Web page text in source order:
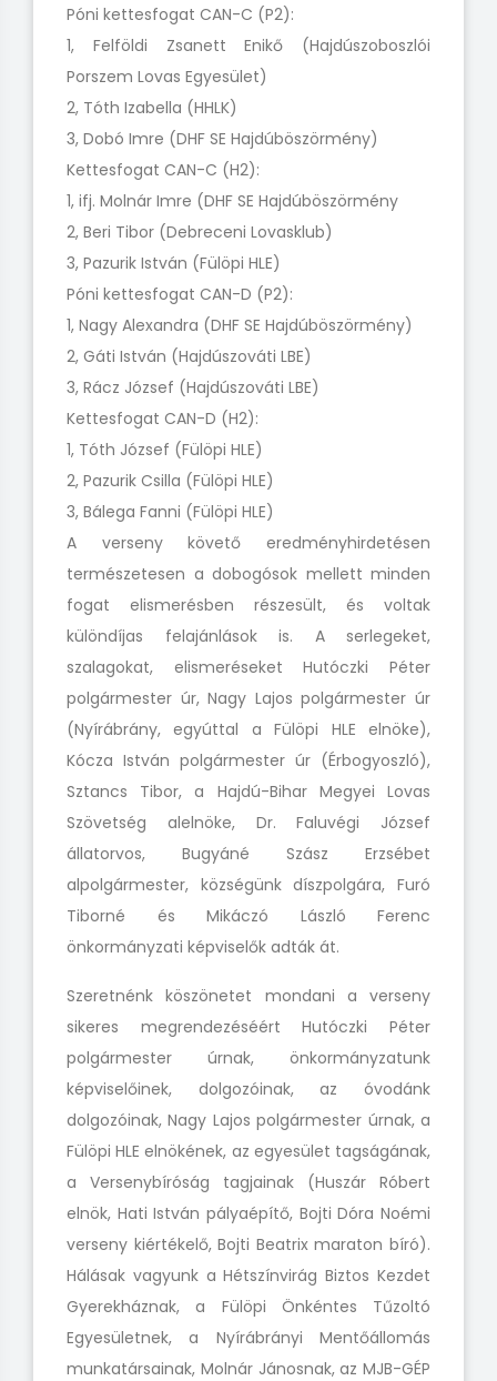
Póni kettesfogat CAN-C (P2):
1, Felföldi Zsanett Enikő (Hajdúszoboszlói
Porszem Lovas Egyesület)
2, Tóth Izabella (HHLK)
3, Dobó Imre (DHF SE Hajdúböszörmény)
Kettesfogat CAN-C (H2):
1, ifj. Molnár Imre (DHF SE Hajdúböszörmény
2, Beri Tibor (Debreceni Lovasklub)
3, Pazurik István (Fülöpi HLE)
Póni kettesfogat CAN-D (P2):
1, Nagy Alexandra (DHF SE Hajdúböszörmény)
2, Gáti István (Hajdúszováti LBE)
3, Rácz József (Hajdúszováti LBE)
Kettesfogat CAN-D (H2):
1, Tóth József (Fülöpi HLE)
2, Pazurik Csilla (Fülöpi HLE)
3, Bálega Fanni (Fülöpi HLE)
A verseny követő eredményhirdetésen
természetesen a dobogósok mellett minden
fogat elismerésben részesült, és voltak
különdíjas felajánlások is. A serlegeket,
szalagokat, elismeréseket Hutóczki Péter
polgármester úr, Nagy Lajos polgármester úr
(Nyírábrány, egyúttal a Fülöpi HLE elnöke),
Kócza István polgármester úr (Érbogyoszló),
Sztancs Tibor, a Hajdú-Bihar Megyei Lovas
Szövetség alelnöke, Dr. Faluvégi József
állatorvos, Bugyáné Szász Erzsébet
alpolgármester, községünk díszpolgára, Furó
Tiborné és Mikáczó László Ferenc
önkormányzati képviselők adták át.
Szeretnénk köszönetet mondani a verseny
sikeres megrendezéséért Hutóczki Péter
polgármester úrnak, önkormányzatunk
képviselőinek, dolgozóinak, az óvodánk
dolgozóinak, Nagy Lajos polgármester úrnak, a
Fülöpi HLE elnökének, az egyesület tagságának,
a Versenybíróság tagjainak (Huszár Róbert
elnök, Hati István pályaépítő, Bojti Dóra Noémi
verseny kiértékelő, Bojti Beatrix maraton bíró).
Hálásak vagyunk a Hétszínvirág Biztos Kezdet
Gyerekháznak, a Fülöpi Önkéntes Tűzoltó
Egyesületnek, a Nyírábrányi Mentőállomás
munkatársainak, Molnár Jánosnak, az MJB-GÉP